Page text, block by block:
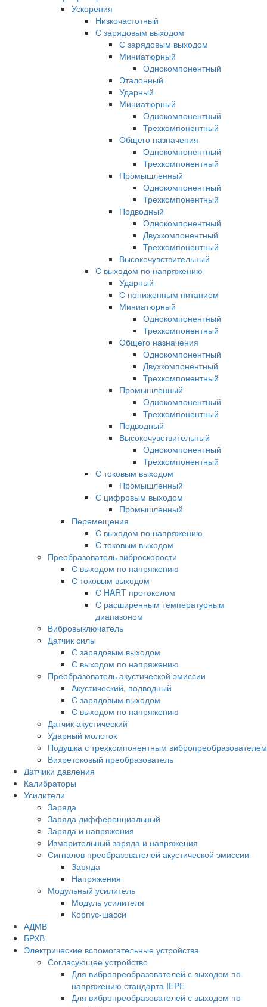
Ускорения
Низкочастотный
С зарядовым выходом
С зарядовым выходом
Миниатюрный
Однокомпонентный
Эталонный
Ударный
Миниатюрный
Однокомпонентный
Трехкомпонентный
Общего назначения
Однокомпонентный
Трехкомпонентный
Промышленный
Однокомпонентный
Трехкомпонентный
Подводный
Однокомпонентный
Двухкомпонентный
Трехкомпонентный
Высокочувствительный
С выходом по напряжению
Ударный
С пониженным питанием
Миниатюрный
Однокомпонентный
Трехкомпонентный
Общего назначения
Однокомпонентный
Двухкомпонентный
Трехкомпонентный
Промышленный
Однокомпонентный
Трехкомпонентный
Подводный
Высокочувствительный
Однокомпонентный
Трехкомпонентный
С токовым выходом
Промышленный
С цифровым выходом
Промышленный
Перемещения
С выходом по напряжению
С токовым выходом
Преобразователь виброскорости
С выходом по напряжению
С токовым выходом
С HART протоколом
С расширенным температурным
диапазоном
Вибровыключатель
Датчик силы
С зарядовым выходом
С выходом по напряжению
Преобразователь акустической эмиссии
Акустический, подводный
С зарядовым выходом
С выходом по напряжению
Датчик акустический
Ударный молоток
Подушка с трехкомпонентным вибропреобразователем
Вихретоковый преобразователь
Дaтчики давления
Калибраторы
Усилители
Заряда
Заряда дифференциальный
Заряда и напряжения
Измерительный заряда и напряжения
Сигналов преобразователей акустической эмиссии
Заряда
Напряжения
Модульный усилитель
Модуль усилителя
Корпус-шасси
АДМВ
БРХВ
Электрические вспомогательные устройства
Согласующее устройство
Для вибропреобразователей с выходом по
напряжению стандарта IEPE
Для вибропреобразователей с выходом по